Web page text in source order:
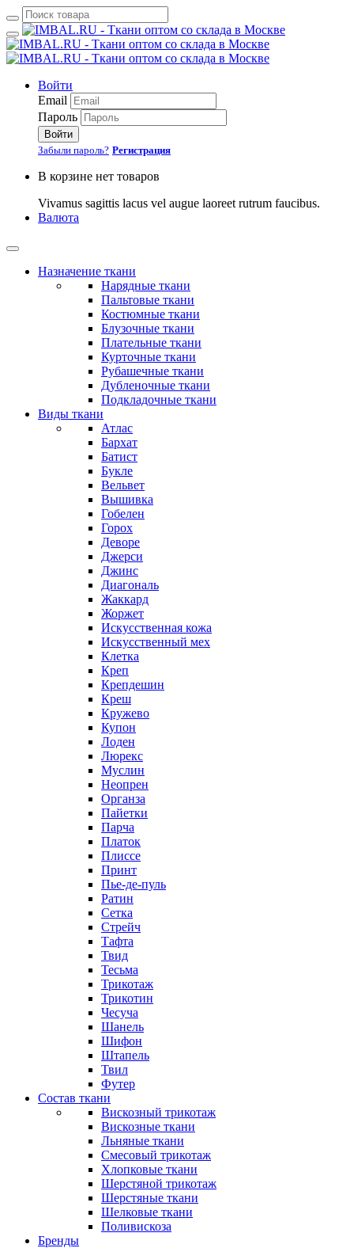
Войти
Email
Пароль
Войти
Забыли пароль? Регистрация
В корзине нет товаров
Vivamus sagittis lacus vel augue laoreet rutrum faucibus.
Валюта
Назначение ткани
Нарядные ткани
Пальтовые ткани
Костюмные ткани
Блузочные ткани
Плательные ткани
Курточные ткани
Рубашечные ткани
Дубленочные ткани
Подкладочные ткани
Виды ткани
Атлас
Бархат
Батист
Букле
Вельвет
Вышивка
Гобелен
Горох
Деворе
Джерси
Джинс
Диагональ
Жаккард
Жоржет
Искусственная кожа
Искусственный мех
Клетка
Креп
Крепдешин
Креш
Кружево
Купон
Лоден
Люрекс
Муслин
Неопрен
Органза
Пайетки
Парча
Платок
Плиссе
Принт
Пье-де-пуль
Ратин
Сетка
Стрейч
Тафта
Твид
Тесьма
Трикотаж
Трикотин
Чесуча
Шанель
Шифон
Штапель
Твил
Футер
Состав ткани
Вискозный трикотаж
Вискозные ткани
Льняные ткани
Смесовый трикотаж
Хлопковые ткани
Шерстяной трикотаж
Шерстяные ткани
Шелковые ткани
Поливискоза
Бренды